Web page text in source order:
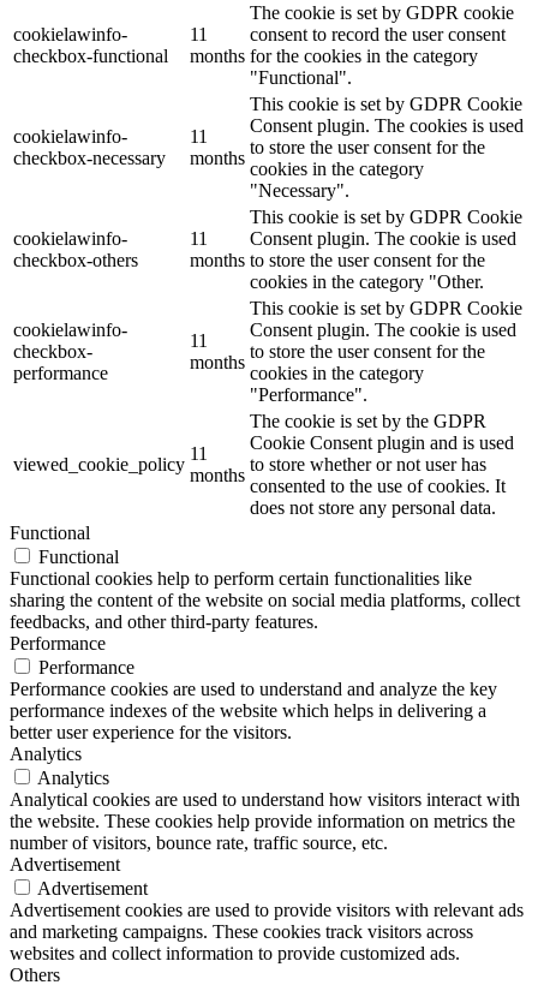
cookielawinfo-
checkbox-functional
11
months
The cookie is set by GDPR cookie
consent to record the user consent
for the cookies in the category
"Functional".
cookielawinfo-
checkbox-necessary
11
months
This cookie is set by GDPR Cookie
Consent plugin. The cookies is used
to store the user consent for the
cookies in the category
"Necessary".
cookielawinfo-
checkbox-others
11
months
This cookie is set by GDPR Cookie
Consent plugin. The cookie is used
to store the user consent for the
cookies in the category "Other.
cookielawinfo-
checkbox-
performance
11
months
This cookie is set by GDPR Cookie
Consent plugin. The cookie is used
to store the user consent for the
cookies in the category
"Performance".
viewed_cookie_policy
11
months
The cookie is set by the GDPR
Cookie Consent plugin and is used
to store whether or not user has
consented to the use of cookies. It
does not store any personal data.
Functional
Functional
Functional cookies help to perform certain functionalities like
sharing the content of the website on social media platforms, collect
feedbacks, and other third-party features.
Performance
Performance
Performance cookies are used to understand and analyze the key
performance indexes of the website which helps in delivering a
better user experience for the visitors.
Analytics
Analytics
Analytical cookies are used to understand how visitors interact with
the website. These cookies help provide information on metrics the
number of visitors, bounce rate, traffic source, etc.
Advertisement
Advertisement
Advertisement cookies are used to provide visitors with relevant ads
and marketing campaigns. These cookies track visitors across
websites and collect information to provide customized ads.
Others